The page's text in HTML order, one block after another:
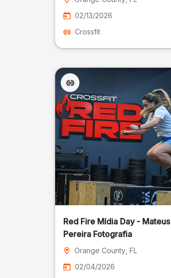
02/13/2026
Crossfit
Red Fire Mídia Day - Mateus
Pereira Fotografia
Orange County , FL
02/04/2026